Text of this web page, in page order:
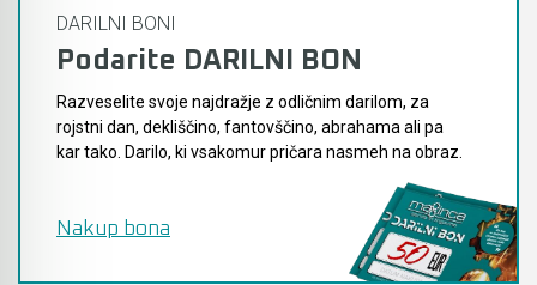
DARILNI BONI
Podarite DARILNI BON
Razveselite svoje najdražje z odličnim darilom, za
rojstni dan, dekliščino, fantovščino, abrahama ali pa
kar tako. Darilo, ki vsakomur pričara nasmeh na obraz.
Nakup bona